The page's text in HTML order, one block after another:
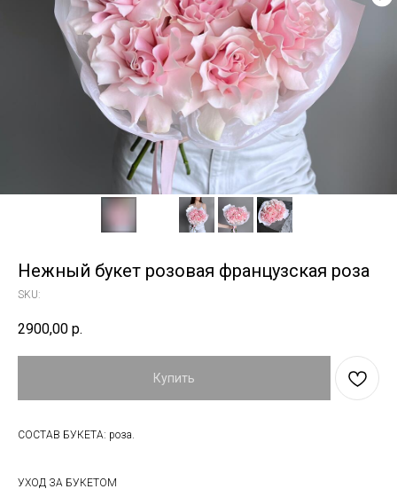
Нежный букет розовая французская роза
SKU:
2900,00 р.
Купить
СОСТАВ БУКЕТА: роза.
УХОД ЗА БУКЕТОМ